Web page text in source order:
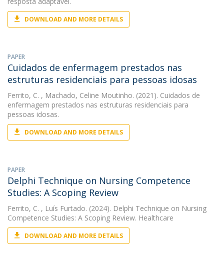
DOWNLOAD AND MORE DETAILS
PAPER
Cuidados de enfermagem prestados nas
estruturas residenciais para pessoas idosas
Ferrito, C. , Machado, Celine Moutinho. (2021). Cuidados de
enfermagem prestados nas estruturas residenciais para
pessoas idosas.
DOWNLOAD AND MORE DETAILS
PAPER
Delphi Technique on Nursing Competence
Studies: A Scoping Review
Ferrito, C. , Luís Furtado. (2024). Delphi Technique on Nursing
Competence Studies: A Scoping Review. Healthcare
DOWNLOAD AND MORE DETAILS